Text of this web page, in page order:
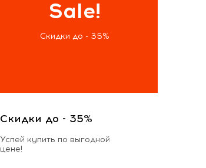
Sale!
Скидки до - 35%
Скидки до - 35%
Успей купить по выгодной
цене!